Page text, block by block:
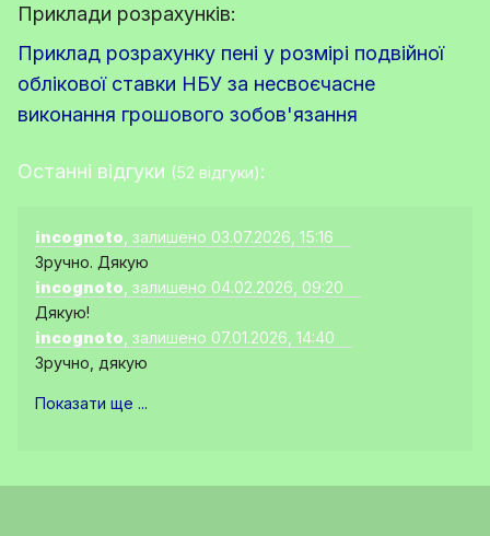
Приклади розрахунків:
Приклад розрахунку пені у розмірі подвійної
облікової ставки НБУ за несвоєчасне
виконання грошового зобов'язання
Останні відгуки (52 відгуки):
incognoto , залишено 03.07.2026, 15:16
Зручно. Дякую
incognoto , залишено 04.02.2026, 09:20
Дякую!
incognoto , залишено 07.01.2026, 14:40
Зручно, дякую
Показати ще ...